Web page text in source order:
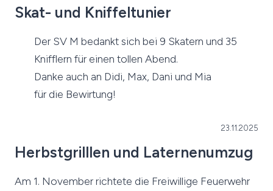
Skat- und Kniffeltunier
Der SV M bedankt sich bei 9 Skatern und 35
Knifflern für einen tollen Abend.
Danke auch an Didi, Max, Dani und Mia
für die Bewirtung!
23.11.2025
Herbstgrilllen und Laternenumzug
Am 1. November richtete die Freiwillige Feuerwehr